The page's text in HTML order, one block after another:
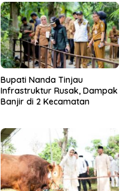
Bupati Nanda Tinjau
Infrastruktur Rusak, Dampak
Banjir di 2 Kecamatan